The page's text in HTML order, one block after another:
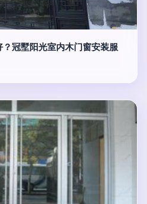
冠墅阳光室内木门窗安装服